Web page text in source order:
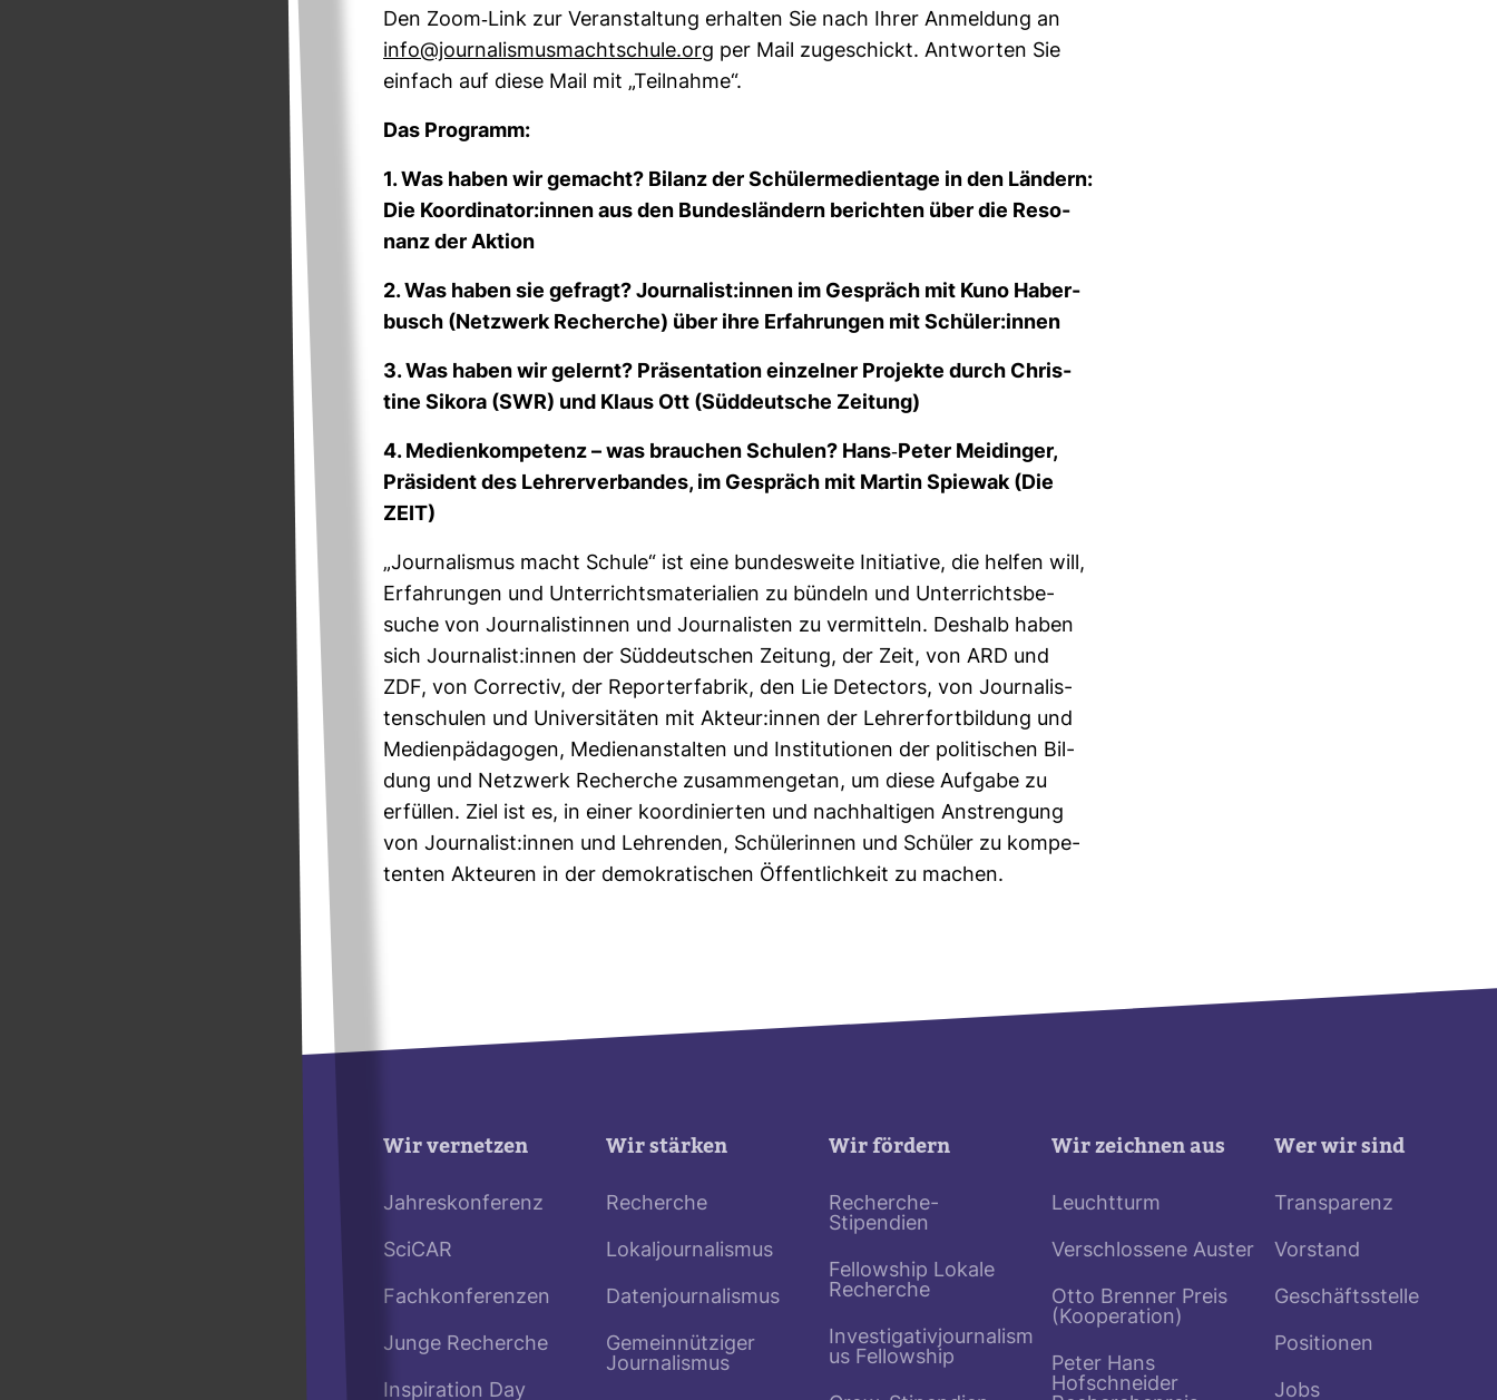
Den Zoom-​Link zur Ver­an­stal­tung erhalten Sie nach Ihrer Anmel­dung an
info@jour­na­lis­mus­macht­schule.org per Mail zuge­schickt. Ant­worten Sie
ein­fach auf diese Mail mit „Teil­nahme“.
Das Pro­gramm:
1. Was haben wir gemacht? Bilanz der Schü­ler­me­di­en­tage in den Län­dern:
Die Koor­di­nator:innen aus den Bun­des­län­dern berichten über die Reso­
nanz der Aktion
2. Was haben sie gefragt? Jour­na­list:innen im Gespräch mit Kuno Haber­
busch (Netz­werk Recherche) über ihre Erfah­rungen mit Schüler:innen
3. Was haben wir gelernt? Prä­sen­ta­tion ein­zelner Pro­jekte durch Chris­
tine Sikora (SWR) und Klaus Ott (Süd­deut­sche Zei­tung)
4. Medi­en­kom­pe­tenz – was brau­chen Schulen? Hans-​Peter Mei­dinger,
Prä­si­dent des Leh­rer­ver­bandes, im Gespräch mit Martin Spiewak (Die
ZEIT)
„Jour­na­lismus macht Schule“ ist eine bun­des­weite Initia­tive, die helfen will,
Erfah­rungen und Unter­richts­ma­te­ria­lien zu bün­deln und Unter­richts­be­
suche von Jour­na­lis­tinnen und Jour­na­listen zu ver­mit­teln. Des­halb haben
sich Jour­na­list:innen der Süd­deut­schen Zei­tung, der Zeit, von ARD und
ZDF, von Cor­rectiv, der Repor­terfa­brik, den Lie Detec­tors, von Jour­na­lis­
ten­schulen und Uni­ver­si­täten mit Akteur:innen der Leh­rer­fort­bil­dung und
Medi­en­päd­agogen, Medi­en­an­stalten und Insti­tu­tionen der poli­ti­schen Bil­
dung und Netz­werk Recherche zusam­men­getan, um diese Auf­gabe zu
erfüllen. Ziel ist es, in einer koor­di­nierten und nach­hal­tigen Anstren­gung
von Jour­na­list:innen und Leh­renden, Schü­le­rinnen und Schüler zu kom­pe­
tenten Akteuren in der demo­kra­ti­schen Öffent­lich­keit zu machen.
Wir vernetzen
Jahreskonferenz
SciCAR
Fachkonferenzen
Junge Recherche
Inspiration Day
Wir stärken
Recherche
Lokaljournalismus
Datenjournalismus
Gemeinnütziger
Journalismus
Wir fördern
Recherche-
Stipendien
Fellowship Lokale
Recherche
Investigativjournalism
us Fellowship
Wir zeichnen aus
Leuchtturm
Verschlossene Auster
Otto Brenner Preis
(Kooperation)
Peter Hans
Hofschneider
Wer wir sind
Transparenz
Vorstand
Geschäftsstelle
Positionen
Jobs